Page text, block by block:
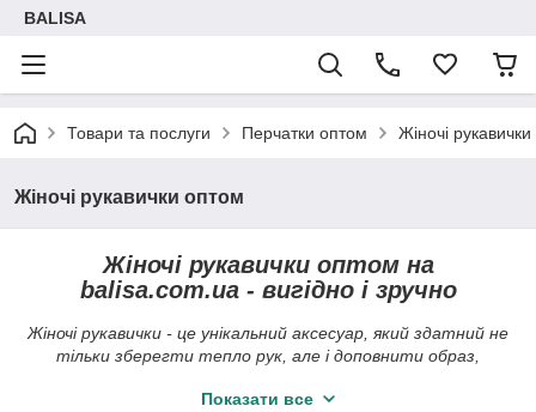
BALISA
Товари та послуги Перчатки оптом Жіночі
Жіночі рукавички оптом
Жіночі рукавички оптом на
balisa.com.ua - вигідно і зручно
Жіночі рукавички - це унікальний аксесуар, який здатний не
тільки зберегти тепло рук, але і доповнити образ,
оптом можна на сайті trandbags.com.ua. Тут
Показати все